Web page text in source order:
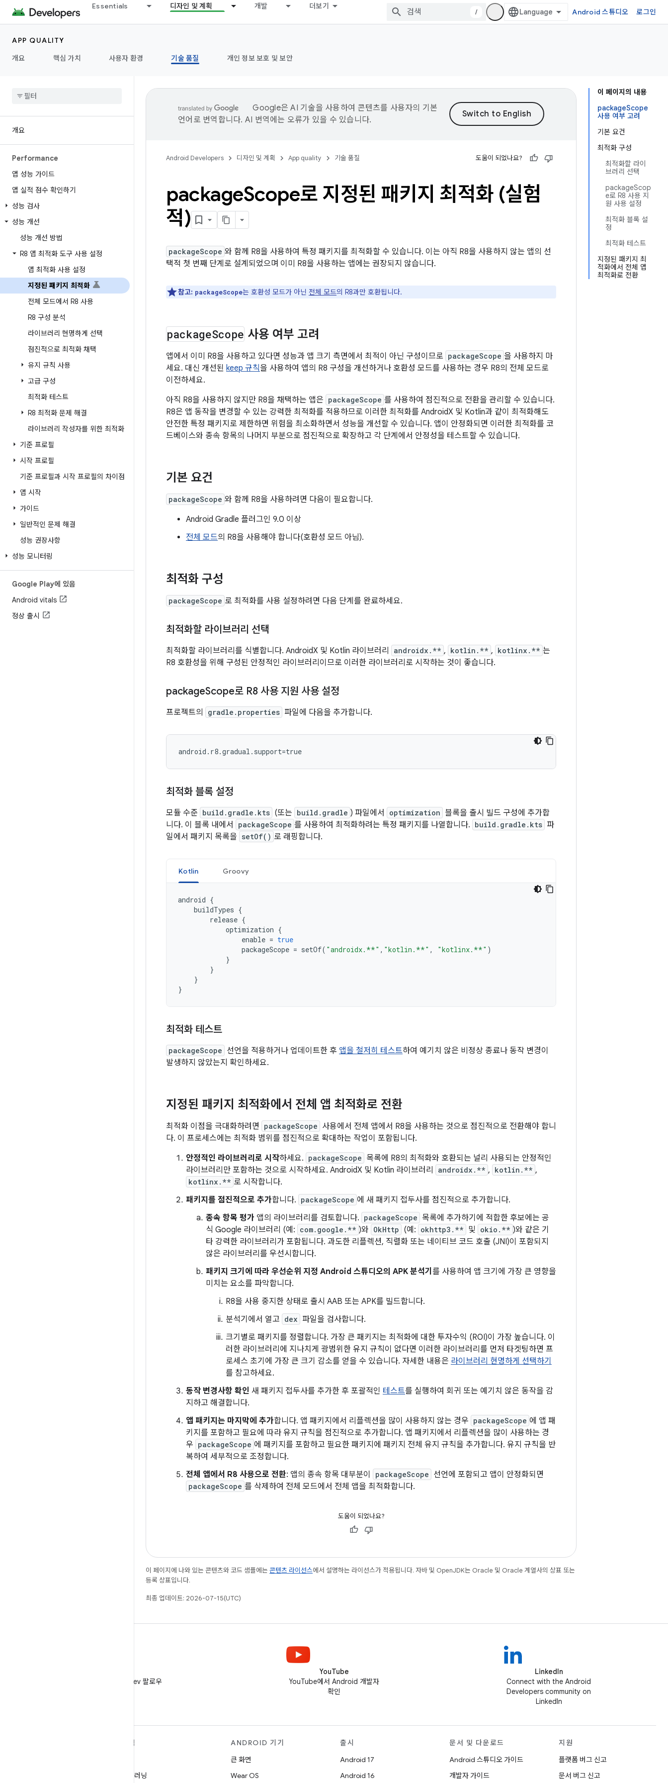
Essentials 디자인 및 계획 개발 더보기
/ Android 스튜디오 로그인
APP QUALITY
개요
핵심 가치 사용자 환경 기술 품질 개인 정보 보호 및 보안
개요
Performance
앱 성능 가이드
앱 실적 점수 확인하기
성능 검사
성능 개선
성능 개선 방법
R8 앱 최적화 도구 사용 설정
앱 최적화 사용 설정
지정된 패키지 최적화
전체 모드에서 R8 사용
R8 구성 분석
라이브러리 현명하게 선택
점진적으로 최적화 채택
유지 규칙 사용
고급 구성
최적화 테스트
R8 최적화 문제 해결
라이브러리 작성자를 위한 최적화
기준 프로필
시작 프로필
기준 프로필과 시작 프로필의 차이점
앱 시작
가이드
일반적인 문제 해결
성능 권장사항
성능 모니터링
Google Play에 있음
Android vitals
정상 출시
이 페이지의 내용
packageScope
사용 여부 고려
기본 요건
최적화 구성
최적화할 라이
브러리 선택
packageScop
e로 R8 사용 지
원 사용 설정
최적화 블록 설
정
최적화 테스트
지정된 패키지 최
적화에서 전체 앱
최적화로 전환
Google은 AI 기술을 사용하여 콘텐츠를 사용자의 기본
언어로 번역합니다. AI 번역에는 오류가 있을 수 있습니다.
Android Developers 디자인 및 계획 App quality 기술 품질 도움이 되었나요?
packageScope로 지정된 패키지 최적화 (실험
적)
packageScope 와 함께 R8을 사용하여 특정 패키지를 최적화할 수 있습니다. 이는 아직 R8을 사용하지 않는 앱의 선
택적 첫 번째 단계로 설계되었으며 이미 R8을 사용하는 앱에는 권장되지 않습니다.
참고: packageScope는 호환성 모드가 아닌 전체 모드의 R8과만 호환됩니다.
packageScope 사용 여부 고려
앱에서 이미 R8을 사용하고 있다면 성능과 앱 크기 측면에서 최적이 아닌 구성이므로 packageScope 을 사용하지 마
세요. 대신 개선된 keep 규칙을 사용하여 앱의 R8 구성을 개선하거나 호환성 모드를 사용하는 경우 R8의 전체 모드로
이전하세요.
아직 R8을 사용하지 않지만 R8을 채택하는 앱은 packageScope 를 사용하여 점진적으로 전환을 관리할 수 있습니다.
R8은 앱 동작을 변경할 수 있는 강력한 최적화를 적용하므로 이러한 최적화를 AndroidX 및 Kotlin과 같이 최적화해도
안전한 특정 패키지로 제한하면 위험을 최소화하면서 성능을 개선할 수 있습니다. 앱이 안정화되면 이러한 최적화를 코
드베이스와 종속 항목의 나머지 부분으로 점진적으로 확장하고 각 단계에서 안정성을 테스트할 수 있습니다.
기본 요건
packageScope 와 함께 R8을 사용하려면 다음이 필요합니다.
Android Gradle 플러그인 9.0 이상
전체 모드의 R8을 사용해야 합니다(호환성 모드 아님).
최적화 구성
packageScope 로 최적화를 사용 설정하려면 다음 단계를 완료하세요.
최적화할 라이브러리 선택
최적화할 라이브러리를 식별합니다. AndroidX 및 Kotlin 라이브러리 androidx.** , kotlin.** , kotlinx.** 는
R8 호환성을 위해 구성된 안정적인 라이브러리이므로 이러한 라이브러리로 시작하는 것이 좋습니다.
packageScope로 R8 사용 지원 사용 설정
프로젝트의 gradle.properties 파일에 다음을 추가합니다.
최적화 블록 설정
모듈 수준 build.gradle.kts (또는 build.gradle ) 파일에서 optimization 블록을 출시 빌드 구성에 추가합
니다. 이 블록 내에서
packageScope 를 사용하여 최적화하려는 특정 패키지를 나열합니다. build.gradle.kts 파
일에서 패키지 목록을 setOf() 로 래핑합니다.
Kotlin Groovy
android {
buildTypes {
release {
optimization {
enable = true
packageScope = setOf( "androidx.**" , "kotlin.**" , "kotlinx.**" )
}
}
}
}
최적화 테스트
packageScope 선언을 적용하거나 업데이트한 후 앱을 철저히 테스트하여 예기치 않은 비정상 종료나 동작 변경이
발생하지 않았는지 확인하세요.
지정된 패키지 최적화에서 전체 앱 최적화로 전환
최적화 이점을 극대화하려면 packageScope 사용에서 전체 앱에서 R8을 사용하는 것으로 점진적으로 전환해야 합니
다. 이 프로세스에는 최적화 범위를 점진적으로 확대하는 작업이 포함됩니다.
안정적인 라이브러리로 시작하세요. packageScope 목록에 R8의 최적화와 호환되는 널리 사용되는 안정적인
라이브러리만 포함하는 것으로 시작하세요. AndroidX 및 Kotlin 라이브러리
androidx.** , kotlin.** ,
kotlinx.** 로 시작합니다.
패키지를 점진적으로 추가합니다. packageScope 에 새 패키지 접두사를 점진적으로 추가합니다.
종속 항목 평가 앱의 라이브러리를 검토합니다. packageScope 목록에 추가하기에 적합한 후보에는 공
식 Google 라이브러리 (예: com.google.** )와 OkHttp (예: okhttp3.** 및 okio.** )와 같은 기
타 강력한 라이브러리가 포함됩니다. 과도한 리플렉션, 직렬화 또는 네이티브 코드 호출 (JNI)이 포함되지
않은 라이브러리를 우선시합니다.
패키지 크기에 따라 우선순위 지정 Android 스튜디오의 APK 분석기 를 사용하여 앱 크기에 가장 큰 영향을
미치는 요소를 파악합니다.
R8을 사용 중지한 상태로 출시 AAB 또는 APK를 빌드합니다.
분석기에서 열고 dex 파일을 검사합니다.
크기별로 패키지를 정렬합니다. 가장 큰 패키지는 최적화에 대한 투자수익 (ROI)이 가장 높습니다. 이
러한 라이브러리에 지나치게 광범위한 유지 규칙이 없다면 이러한 라이브러리를 먼저 타겟팅하면 프
로세스 초기에 가장 큰 크기 감소를 얻을 수 있습니다. 자세한 내용은 라이브러리 현명하게 선택하기
를 참고하세요.
동작 변경사항 확인 새 패키지 접두사를 추가한 후 포괄적인 테스트를 실행하여 회귀 또는 예기치 않은 동작을 감
지하고 해결합니다.
앱 패키지는 마지막에 추가합니다. 앱 패키지에서 리플렉션을 많이 사용하지 않는 경우 packageScope 에 앱 패
키지를 포함하고 필요에 따라 유지 규칙을 점진적으로 추가합니다. 앱 패키지에서 리플렉션을 많이 사용하는 경
우 packageScope 에 패키지를 포함하고 필요한 패키지에 패키지 전체 유지 규칙을 추가합니다. 유지 규칙을 반
복하여 세부적으로 조정합니다.
전체 앱에서 R8 사용으로 전환: 앱의 종속 항목 대부분이 packageScope 선언에 포함되고 앱이 안정화되면
packageScope 를 삭제하여 전체 모드에서 전체 앱을 최적화합니다.
도움이 되었나요?
이 페이지에 나와 있는 콘텐츠와 코드 샘플에는 콘텐츠 라이선스에서 설명하는 라이선스가 적용됩니다. 자바 및 OpenJDK는 Oracle 및 Oracle 계열사의 상표 또는
등록 상표입니다.
최종 업데이트: 2026-07-15(UTC)
X에서 @AndroidDev 팔로우
YouTube
YouTube에서 Android 개발자
확인
LinkedIn
Connect with the Android
Developers community on
LinkedIn
탐색
머신러닝
ANDROID 기기
큰 화면
Wear OS
출시
Android 17
Android 16
문서 및 다운로드
Android 스튜디오 가이드
개발자 가이드
지원
플랫폼 버그 신고
문서 버그 신고